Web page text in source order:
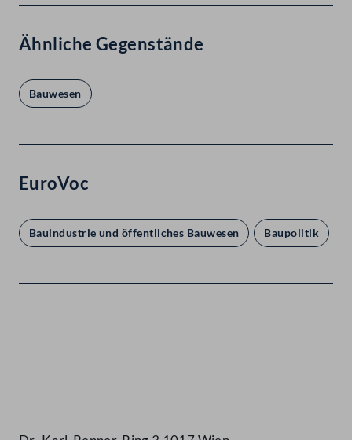
Ähnliche Gegenstände
Bauwesen
EuroVoc
Bauindustrie und öffentliches Bauwesen Baupolitik